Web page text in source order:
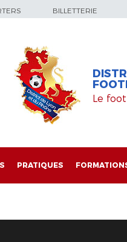
BILLETTERIE
Le
PRATIQUES